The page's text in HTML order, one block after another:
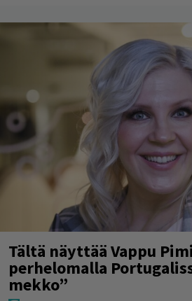
Tältä näyttää Vappu
perhelomalla
mekko”